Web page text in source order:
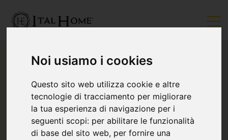
Noi usiamo i cookies
Questo sito web utilizza cookie e altre
tecnologie di tracciamento per migliorare
la tua esperienza di navigazione per i
seguenti scopi: per abilitare le funzionalità
di base del sito web, per fornire una